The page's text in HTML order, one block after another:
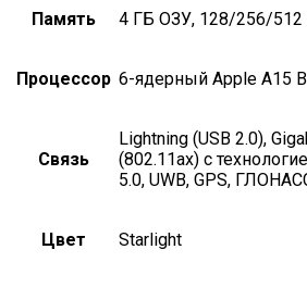
Память 4 ГБ ОЗУ, 128/256/
Процессор 6-ядерный Apple A15
Связь
Lightning (USB 2.0), Gigabit LTE, 5G, Wi‑Fi 6
(802.11ax) с
5.0, UWB, GPS,
Цвет Starlight